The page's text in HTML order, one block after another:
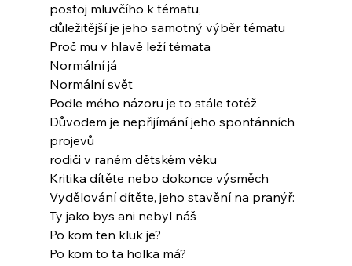
postoj mluvčího k tématu,
důležitější je jeho samotný výběr tématu
Proč mu v hlavě leží témata
Normální já
Normální svět
Podle mého názoru je to stále totéž
Důvodem je nepřijímání jeho spontánních
projevů
rodiči v raném dětském věku
Kritika dítěte nebo dokonce výsměch
Vydělování dítěte, jeho stavění na pranýř:
Ty jako bys ani nebyl náš
Po kom ten kluk je?
Po kom to ta holka má?